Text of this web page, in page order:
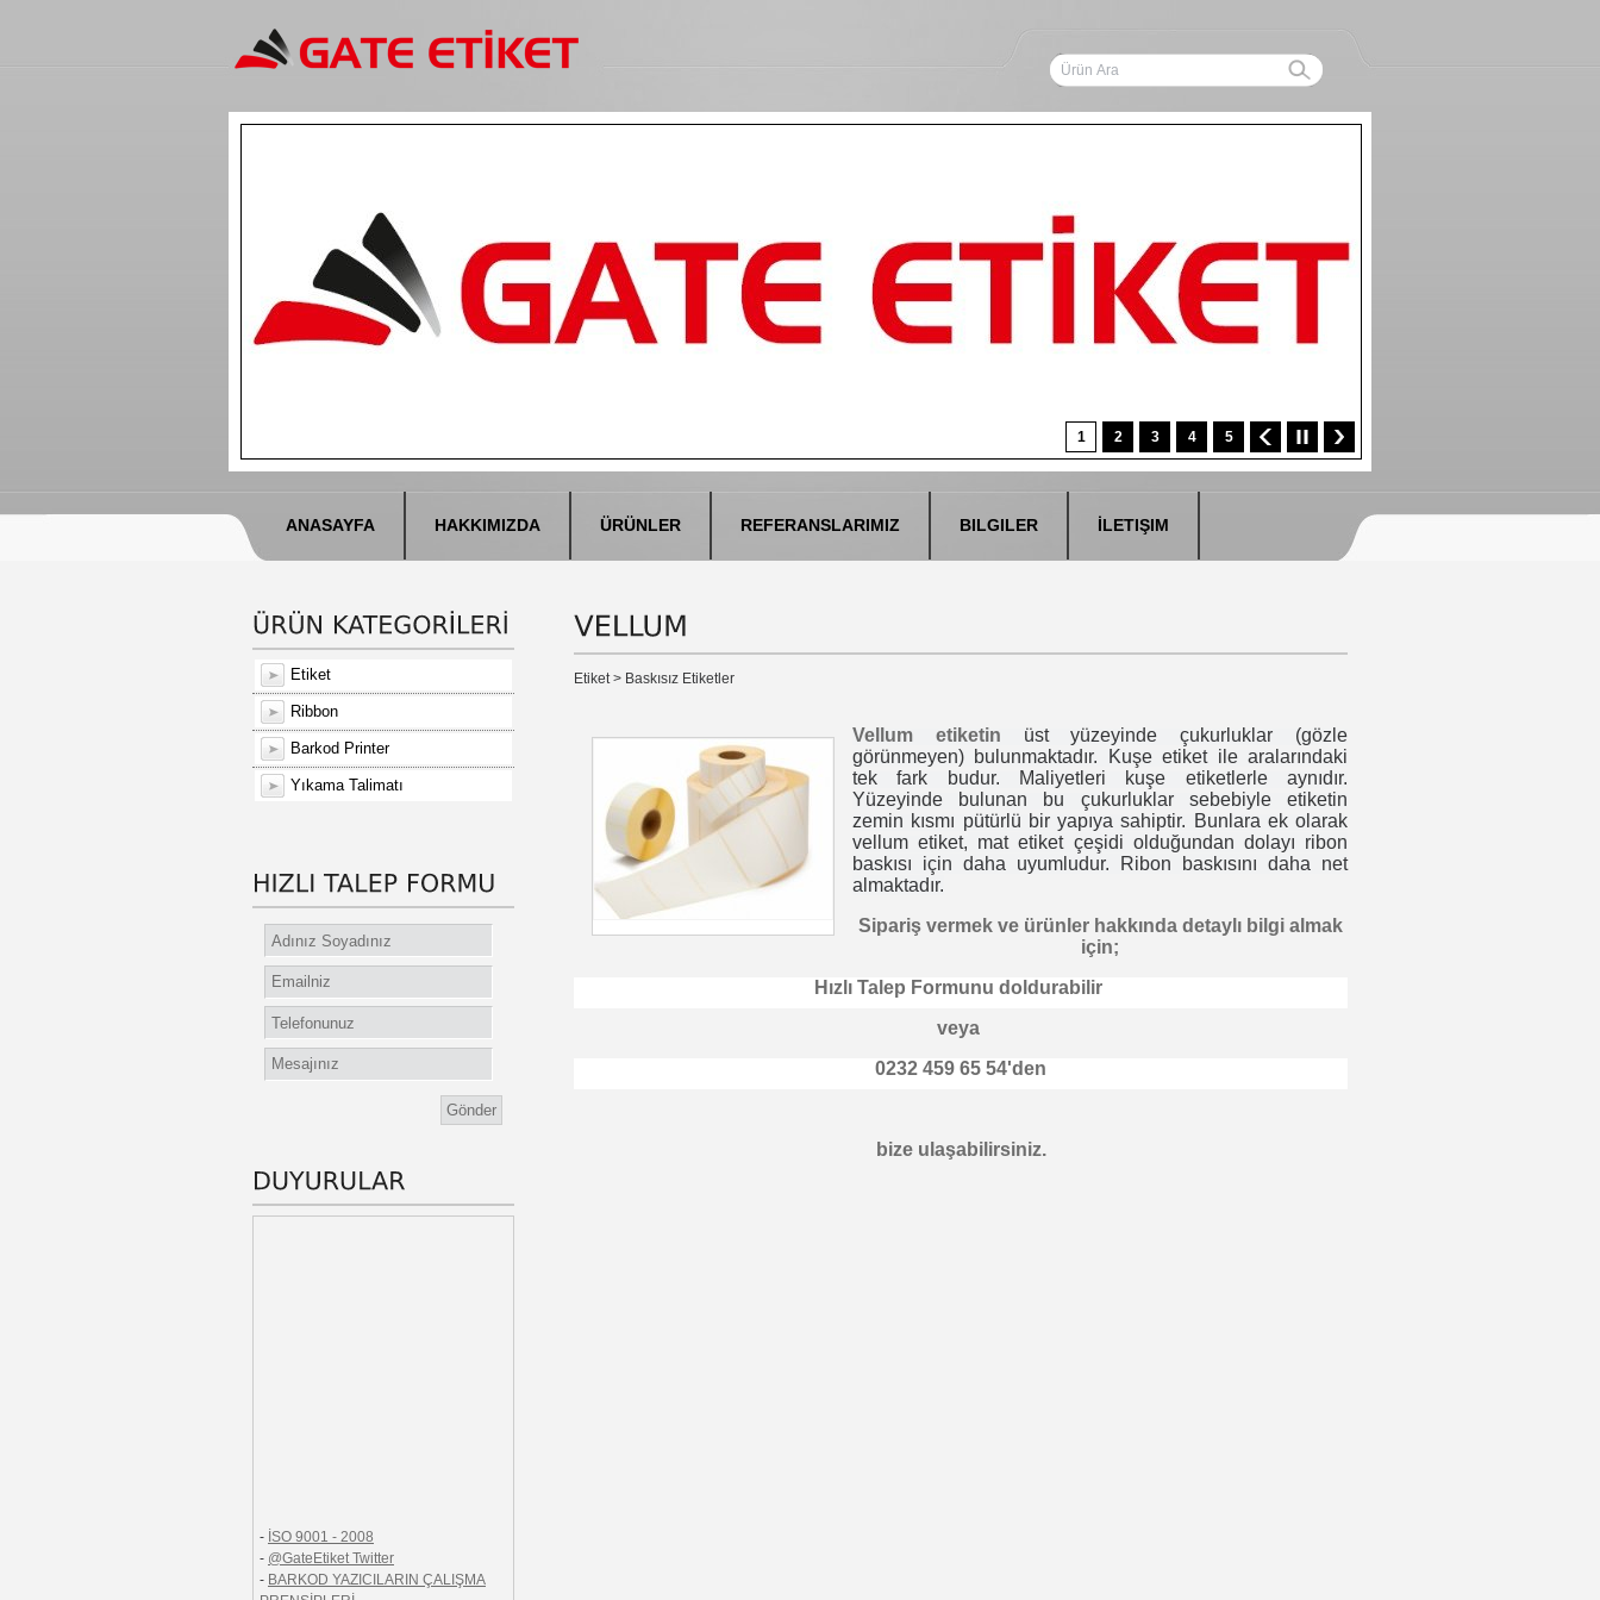
1 2 3 4 5
ANASAYFA HAKKIMIZDA ÜRÜNLER REFERANSLARIMIZ BILGILER İLETIŞIM
Etiket > Baskısız Etiketler
Vellum etiketin üst yüzeyinde çukurluklar (gözle
görünmeyen) bulunmaktadır. Kuşe etiket ile aralarındaki
tek fark budur. Maliyetleri kuşe etiketlerle aynıdır.
Yüzeyinde bulunan bu çukurluklar sebebiyle etiketin
zemin kısmı pütürlü bir yapıya sahiptir. Bunlara ek olarak
vellum etiket, mat etiket çeşidi olduğundan dolayı ribon
baskısı için daha uyumludur. Ribon baskısını daha net
almaktadır.
Sipariş vermek ve ürünler hakkında detaylı bilgi almak
için;
Hızlı Talep Formunu doldurabilir
veya
0232 459 65 54'den
bize ulaşabilirsiniz.
Etiket
Ribbon
Barkod Printer
Yıkama Talimatı
İSO 9001 - 2008
@GateEtiket Twitter
BARKOD YAZICILARIN ÇALIŞMA
PRENSİPLERİ